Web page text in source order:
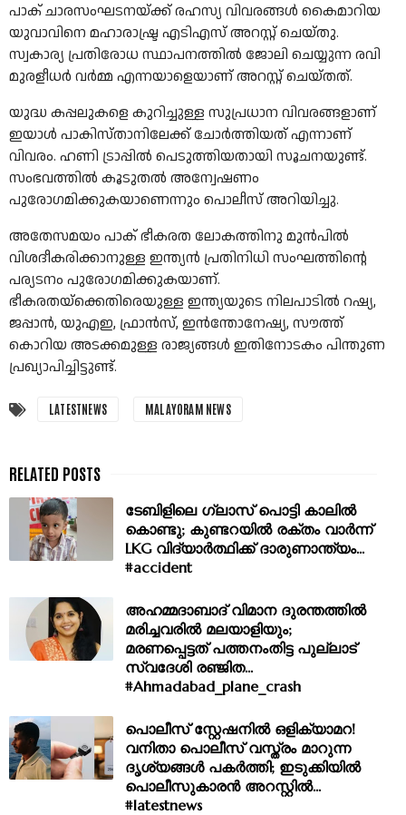
പാക് ചാരസംഘടനയ്ക്ക് രഹസ്യ വിവരങ്ങൾ കൈമാറിയ
യുവാവിനെ മഹാരാഷ്ട്ര എടിഎസ് അറസ്റ്റ് ചെയ്തു.
സ്വകാര്യ പ്രതിരോധ സ്ഥാപനത്തിൽ ജോലി ചെയ്യുന്ന രവി
മുരളീധർ വർമ്മ എന്നയാളെയാണ് അറസ്റ്റ് ചെയ്തത്.
യുദ്ധ കപ്പലുകളെ കുറിച്ചുള്ള സുപ്രധാന വിവരങ്ങളാണ്
ഇയാൾ പാകിസ്താനിലേക്ക് ചോർത്തിയത് എന്നാണ്
വിവരം. ഹണി ട്രാപ്പിൽ പെടുത്തിയതായി സൂചനയുണ്ട്.
സംഭവത്തിൽ കൂടുതൽ അന്വേഷണം
പുരോഗമിക്കുകയാണെന്നും പൊലീസ് അറിയിച്ചു.
അതേസമയം പാക് ഭീകരത ലോകത്തിനു മുൻപിൽ
വിശദീകരിക്കാനുള്ള ഇന്ത്യൻ പ്രതിനിധി സംഘത്തിന്റെ
പര്യടനം പുരോഗമിക്കുകയാണ്.
ഭീകരതയ്ക്കെതിരെയുള്ള ഇന്ത്യയുടെ നിലപാടിൽ റഷ്യ,
ജപ്പാൻ, യുഎഇ, ഫ്രാൻസ്, ഇൻന്തോനേഷ്യ, സൗത്ത്
കൊറിയ അടക്കമുള്ള രാജ്യങ്ങൾ ഇതിനോടകം പിന്തുണ
പ്രഖ്യാപിച്ചിട്ടുണ്ട്.
LATESTNEWS MALAYORAM NEWS
ടേബിളിലെ ഗ്ലാസ്‌ പൊട്ടി കാലിൽ
കൊണ്ടു; കുണ്ടറയിൽ രക്തം വാർന്ന്
LKG വിദ്യാർത്ഥിക്ക് ദാരുണാന്ത്യം...
#accident
അഹമ്മദാബാദ് വിമാന ദുരന്തത്തില്‍
മരിച്ചവരില്‍ മലയാളിയും;
മരണപ്പെട്ടത് പത്തനംതിട്ട പുല്ലാട്
സ്വദേശി രഞ്ജിത...
#Ahmadabad_plane_crash
പൊലീസ് സ്റ്റേഷനിൽ ഒളിക്യാമറ!
വനിതാ പൊലീസ് വസ്ത്രം മാറുന്ന
ദൃശ്യങ്ങൾ പകർത്തി; ഇടുക്കിയിൽ
പൊലീസുകാരൻ അറസ്റ്റിൽ...
#latestnews